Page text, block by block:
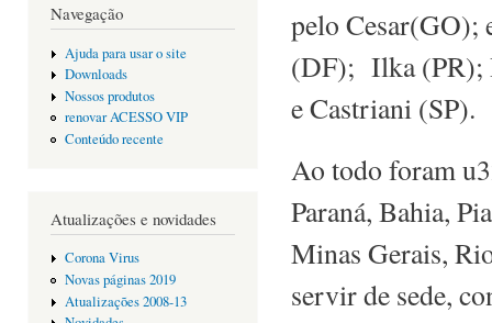
Navegação
Ajuda para usar o site
Downloads
Nossos produtos
renovar ACESSO VIP
Conteúdo recente
Atualizações e novidades
Corona Virus
Novas páginas 2019
Atualizações 2008-13
pelo Cesar(GO);
(DF); Ilka (PR);
e Castriani (SP).
Ao todo foram
Paraná, Bahia,
Minas Gerais,
servir de sede,